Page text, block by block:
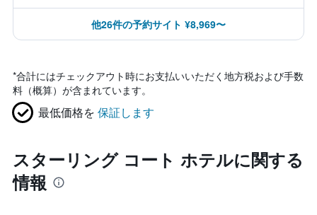
他26件の予約サイト ¥8,969〜
*合計にはチェックアウト時にお支払いいただく地方税および手数
料（概算）が含まれています。
最低価格を 保証します
スターリング コート ホテルに関する
情報